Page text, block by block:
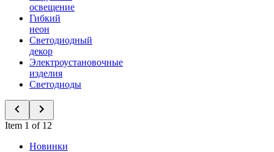
освещение
Гибкий
неон
Светодиодный
декор
Электроустановочные
изделия
Светодиоды
Item 1 of 12
Новинки